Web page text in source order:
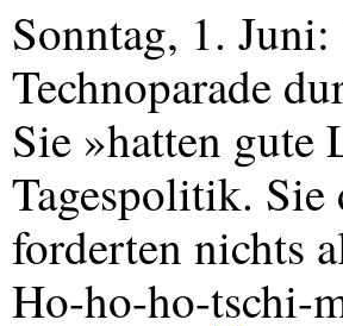
Sonntag, 1.
Technoparade
Sie »hatten gute
Tagespolitik. Sie
forderten nichts
Ho-ho-ho-tschi-